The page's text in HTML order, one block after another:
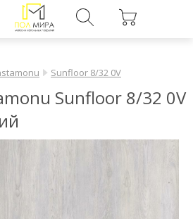
Sunfloor 8/32 0V
Sunfloor 8/32 0V